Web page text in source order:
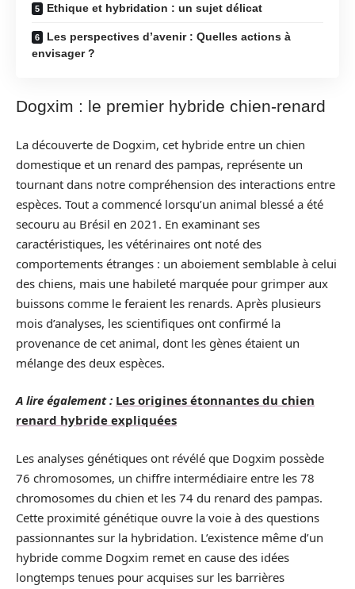
Ethique et hybridation : un sujet délicat
Les perspectives d’avenir : Quelles actions à
envisager ?
Dogxim : le premier hybride chien-renard
La découverte de Dogxim, cet hybride entre un chien
domestique et un renard des pampas, représente un
tournant dans notre compréhension des interactions entre
espèces. Tout a commencé lorsqu’un animal blessé a été
secouru au Brésil en 2021. En examinant ses
caractéristiques, les vétérinaires ont noté des
comportements étranges : un aboiement semblable à celui
des chiens, mais une habileté marquée pour grimper aux
buissons comme le feraient les renards. Après plusieurs
mois d’analyses, les scientifiques ont confirmé la
provenance de cet animal, dont les gènes étaient un
mélange des deux espèces.
A lire également : Les origines étonnantes du chien
renard hybride expliquées
Les analyses génétiques ont révélé que Dogxim possède
76 chromosomes, un chiffre intermédiaire entre les 78
chromosomes du chien et les 74 du renard des pampas.
Cette proximité génétique ouvre la voie à des questions
passionnantes sur la hybridation. L’existence même d’un
hybride comme Dogxim remet en cause des idées
longtemps tenues pour acquises sur les barrières